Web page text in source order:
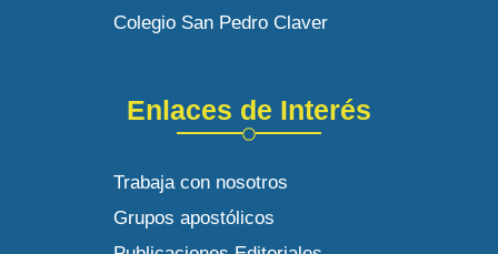
Colegio San Pedro Claver
Enlaces de Interés
Trabaja con nosotros
Grupos apostólicos